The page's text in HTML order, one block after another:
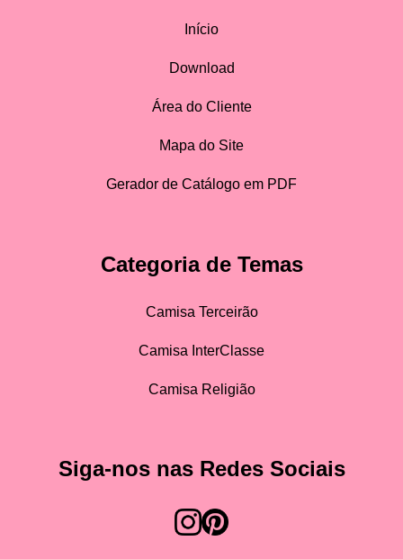
Início
Download
Área do Cliente
Mapa do Site
Gerador de Catálogo em PDF
Categoria de Temas
Camisa Terceirão
Camisa InterClasse
Camisa Religião
Siga-nos nas Redes Sociais